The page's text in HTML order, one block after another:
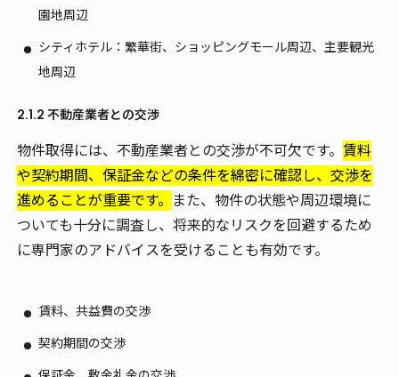
園地周辺
シティホテル：繁華街、ショッピングモール周辺、主要観光
地周辺
2.1.2 不動産業者との交渉
物件取得には、不動産業者との交渉が不可欠です。 賃料
や契約期間、保証金などの条件を綿密に確認し、交渉を
進めることが重要です。 また、物件の状態や周辺環境に
ついても十分に調査し、将来的なリスクを回避するため
に専門家のアドバイスを受けることも有効です。
賃料、共益費の交渉
契約期間の交渉